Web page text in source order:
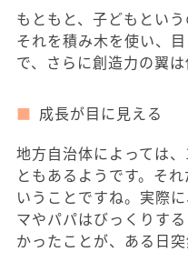
もともと、子どもとい
それを積み木を使い、
で、さらに創造力の翼は
成長が目に見える
地方自治体によっては
ともあるようです。そ
いうことですね。実際
マやパパはびっくりす
かったことが、ある日突